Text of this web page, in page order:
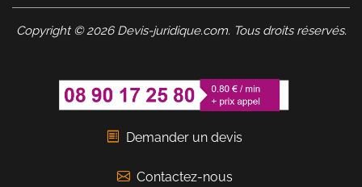
Copyright © 2026 Devis-juridique.com. Tous droits réservés.
Demander un devis
Contactez-nous